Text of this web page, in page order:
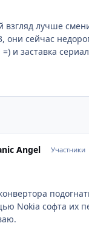
взгляд лучше
они сейчас
и заставка
Angel Участники
Nokia софта их